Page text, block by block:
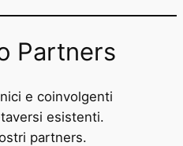
Partners
e coinvolgenti
esistenti.
partners.